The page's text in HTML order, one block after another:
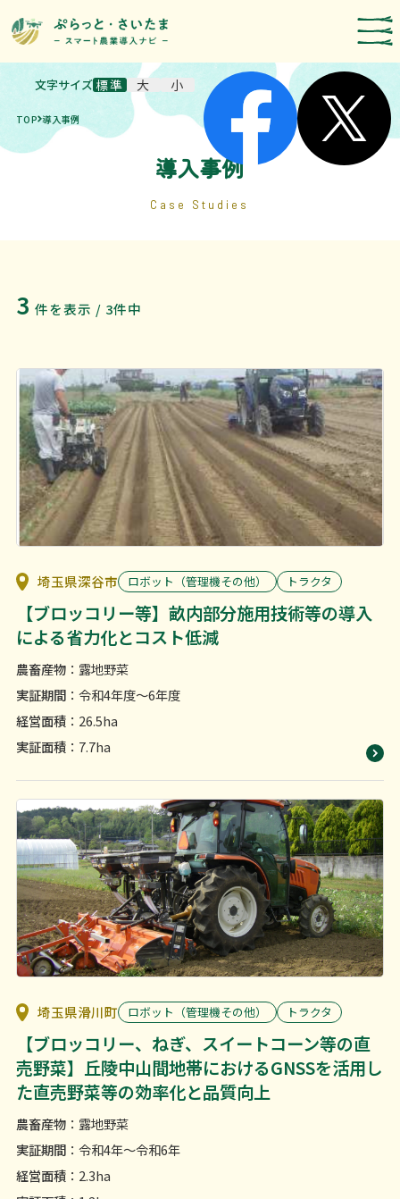
スマート農業技術の紹介
導入事例
農機メーカー検索
お知らせ・イベント
埼玉県のスマート農業の取組
利用上の注意等
お問い合わせ
TOP 導入事例
文字サイズ標準 大 小
導入事例
Case Studies
3 件を表示 / 3件中
埼玉県深谷市 ロボット（管理機その他） トラクタ
【ブロッコリー等】畝内部分施用技術等の導入
による省力化とコスト低減
農畜産物：露地野菜
実証期間：令和4年度〜6年度
経営面積：26.5ha
実証面積：7.7ha
埼玉県滑川町 ロボット（管理機その他） トラクタ
【ブロッコリー、ねぎ、スイートコーン等の直
売野菜】丘陵中山間地帯におけるGNSSを活用し
た直売野菜等の効率化と品質向上
農畜産物：露地野菜
実証期間：令和4年〜令和6年
経営面積：2.3ha